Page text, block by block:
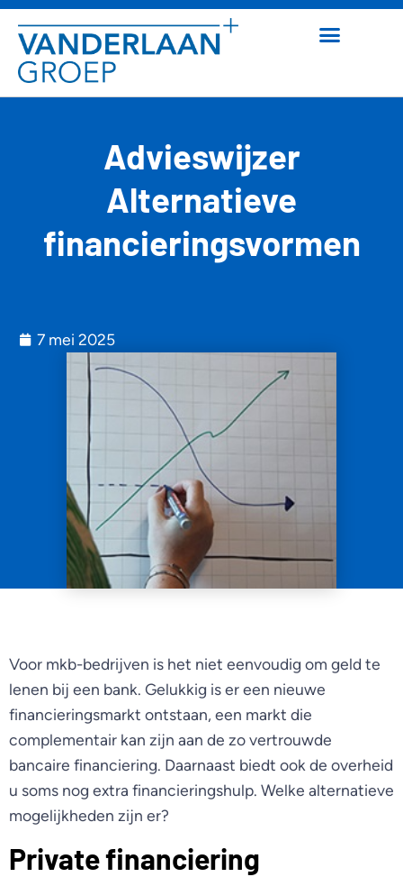
Advieswijzer
Alternatieve
financieringsvormen
7 mei 2025
Voor mkb-bedrijven is het niet eenvoudig om geld te
lenen bij een bank. Gelukkig is er een nieuwe
financieringsmarkt ontstaan, een markt die
complementair kan zijn aan de zo vertrouwde
bancaire financiering. Daarnaast biedt ook de overheid
u soms nog extra financieringshulp. Welke alternatieve
mogelijkheden zijn er?
Private financiering